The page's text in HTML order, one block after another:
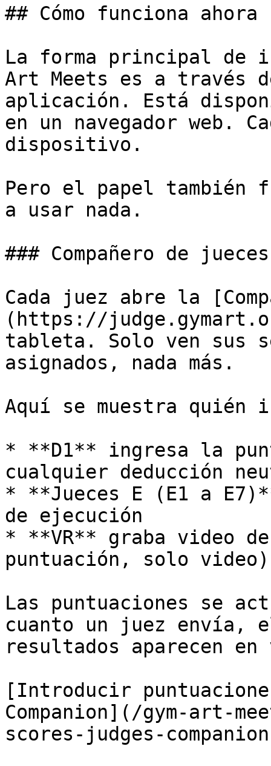
## Cómo funciona ahora
La forma principal de
Art Meets es a través
aplicación. Está
en un navegador web.
dispositivo.
Pero el papel también
a usar nada.
### Compañero de
Cada juez abre la
(https://
tableta. Solo ven sus
asignados, nada más.
Aquí se muestra quién
* **D1** ingresa la
cualquier deducción
* **Jueces E (E1 a
de ejecución
* **VR** graba video
puntuación, solo video)
Las puntuaciones se
cuanto un juez envía,
resultados aparecen
[Introducir
Companion](/gym-art-
scores-judges-